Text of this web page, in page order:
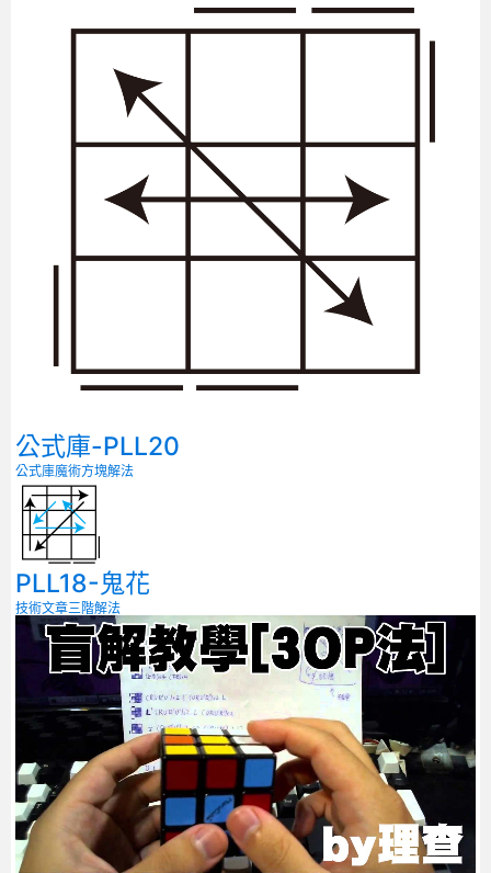
公式庫-PLL20
公式庫魔術方塊解法
PLL18-鬼花
技術文章三階解法